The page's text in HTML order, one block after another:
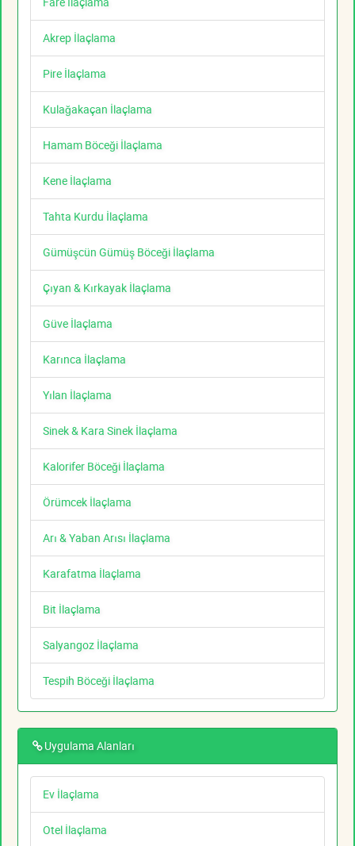
Akrep İlaçlama
Pire İlaçlama
Kulağakaçan İlaçlama
Hamam Böceği İlaçlama
Kene İlaçlama
Tahta Kurdu İlaçlama
Gümüşcün Gümüş Böceği İlaçlama
Çıyan & Kırkayak İlaçlama
Güve İlaçlama
Karınca İlaçlama
Yılan İlaçlama
Sinek & Kara Sinek İlaçlama
Kalorifer Böceği İlaçlama
Örümcek İlaçlama
Arı & Yaban Arısı İlaçlama
Karafatma İlaçlama
Bit İlaçlama
Salyangoz İlaçlama
Tespih Böceği İlaçlama
Uygulama Alanları
Ev İlaçlama
Otel İlaçlama